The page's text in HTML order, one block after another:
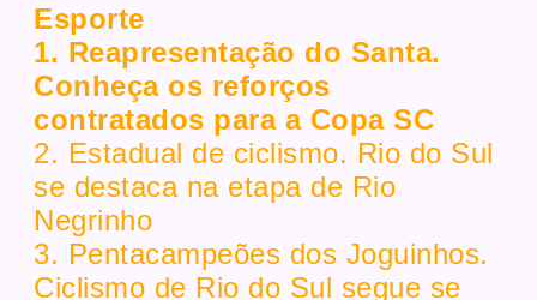
Esporte
1. Reapresentação do Santa.
Conheça os reforços
contratados para a Copa SC
2. Estadual de ciclismo. Rio do Sul
se destaca na etapa de Rio
Negrinho
3. Pentacampeões dos Joguinhos.
Ciclismo de Rio do Sul segue se